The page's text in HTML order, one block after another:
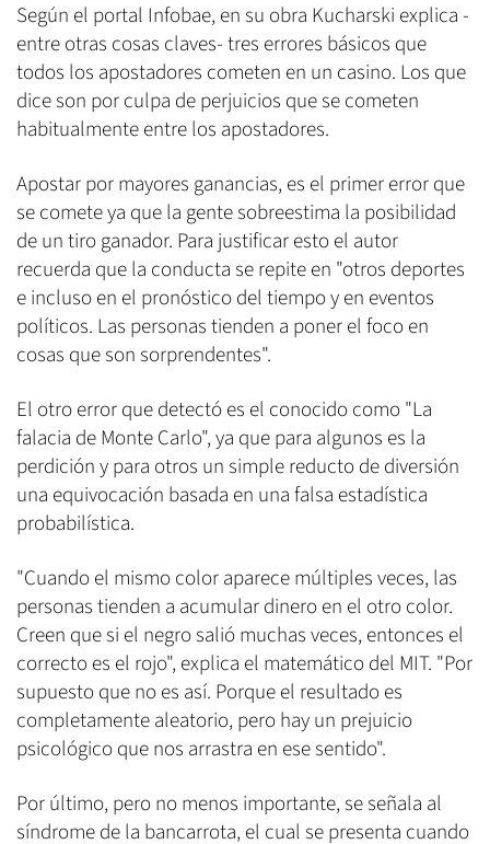
Según el portal Infobae, en su obra Kucharski explica -
entre otras cosas claves- tres errores básicos que
todos los apostadores cometen en un casino. Los que
dice son por culpa de perjuicios que se cometen
habitualmente entre los apostadores.
Apostar por mayores ganancias, es el primer error que
se comete ya que la gente sobreestima la posibilidad
de un tiro ganador. Para justificar esto el autor
recuerda que la conducta se repite en "otros deportes
e incluso en el pronóstico del tiempo y en eventos
políticos. Las personas tienden a poner el foco en
cosas que son sorprendentes".
El otro error que detectó es el conocido como "La
falacia de Monte Carlo", ya que para algunos es la
perdición y para otros un simple reducto de diversión
una equivocación basada en una falsa estadística
probabilística.
"Cuando el mismo color aparece múltiples veces, las
personas tienden a acumular dinero en el otro color.
Creen que si el negro salió muchas veces, entonces el
correcto es el rojo", explica el matemático del MIT. "Por
supuesto que no es así. Porque el resultado es
completamente aleatorio, pero hay un prejuicio
psicológico que nos arrastra en ese sentido".
Por último, pero no menos importante, se señala al
síndrome de la bancarrota, el cual se presenta cuando